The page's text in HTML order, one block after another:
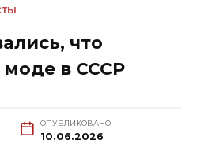
что
моде в СССР
ОПУБЛИКОВАНО
10.06.2026